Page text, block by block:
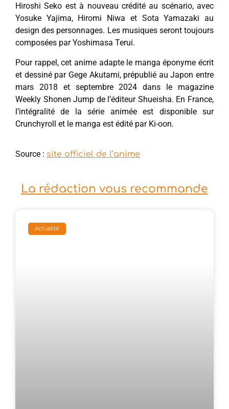
Hiroshi Seko est à nouveau crédité au scénario, avec
Yosuke Yajima, Hiromi Niwa et Sota Yamazaki au
design des personnages. Les musiques seront toujours
composées par Yoshimasa Terui.
Pour rappel, cet anime adapte le manga éponyme écrit
et dessiné par Gege Akutami, prépublié au Japon entre
mars 2018 et septembre 2024 dans le magazine
Weekly Shonen Jump de l’éditeur Shueisha. En France,
l’intégralité de la série animée est disponible sur
Crunchyroll et le manga est édité par Ki-oon.
Source : site officiel de l’anime
La rédaction vous recommande
Actualité